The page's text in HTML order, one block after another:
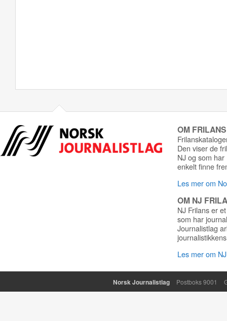
OM
Den viser de
NJ og som
enkelt finne
Les mer om
OM NJ
NJ Frilans er
som har
Journalistlag
Les mer om
Norsk Journalistlag Postboks 9001